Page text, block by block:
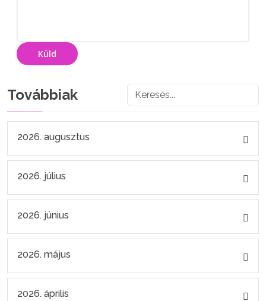
Küld
Továbbiak
2026. augusztus
2026. július
2026. június
2026. május
2026. április